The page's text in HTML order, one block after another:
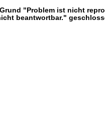
"Problem ist nicht
beantwortbar."